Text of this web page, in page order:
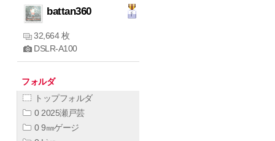
battan360
32,664 枚
DSLR-A100
フォルダ
トップフォルダ
0 2025瀬戸芸
0 9㎜ゲージ